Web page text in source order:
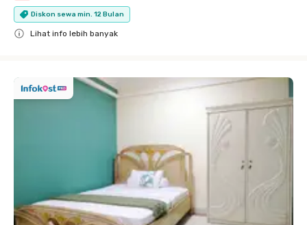
Diskon sewa min. 12 Bulan
Lihat info lebih banyak